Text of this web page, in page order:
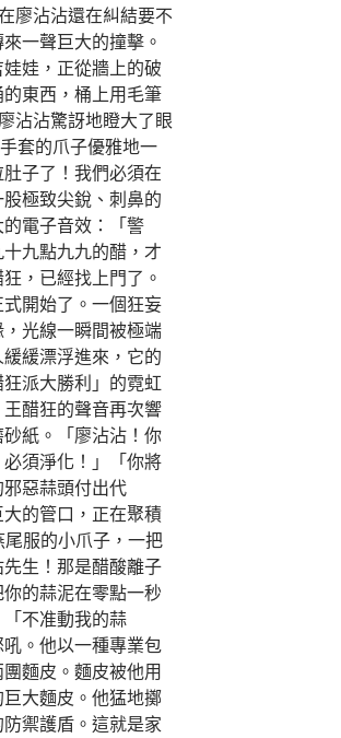
廖沾沾還在糾結要不
一聲巨大的撞擊。
娃，正從牆上的破
東西，桶上用毛筆
沾沾驚訝地瞪大了眼
套的爪子優雅地一
子了！我們必須在
極致尖銳、刺鼻的
電子音效：「警
十九點九九的醋，才
，已經找上門了。
開始了。一個狂妄
光線一瞬間被極端
緩漂浮進來，它的
派大勝利」的霓虹
醋狂的聲音再次響
紙。「廖沾沾！你
須淨化！」「你將
惡蒜頭付出代
的管口，正在聚積
尾服的小爪子，一把
生！那是醋酸離子
的蒜泥在零點一秒
不准動我的蒜
。他以一種專業包
麵皮。麵皮被他用
大麵皮。他猛地擲
禦護盾。這就是家